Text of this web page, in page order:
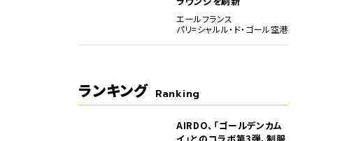
エールフランス
パリ=シャルル・ド・ゴール空港
ランキング Ranking
AIRDO、「ゴールデンカム